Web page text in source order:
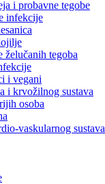
i probavne tegobe
infekcije
želučanih tegoba
i vegani
i krvožilnog sustava
osoba
vaskularnog sustava